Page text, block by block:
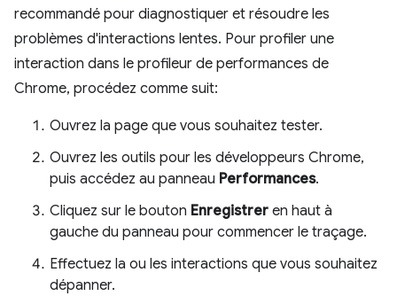
recommandé pour diagnostiquer et résoudre les
problèmes d'interactions lentes. Pour profiler une
interaction dans le profileur de performances de
Chrome, procédez comme suit:
Ouvrez la page que vous souhaitez tester.
Ouvrez les outils pour les développeurs Chrome,
puis accédez au panneau Performances.
Cliquez sur le bouton Enregistrer en haut à
gauche du panneau pour commencer le traçage.
Effectuez la ou les interactions que vous souhaitez
dépanner.